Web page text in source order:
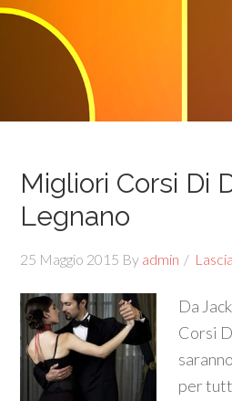
Migliori Corsi Di
Legnano
25 Maggio 2015 By admin
Da
Corsi
per